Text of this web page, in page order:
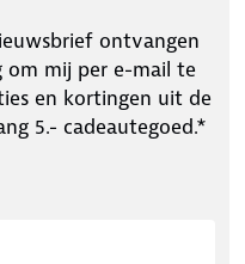
ontvangen
om mij per e-mail te
en kortingen uit de
5.- cadeautegoed.*